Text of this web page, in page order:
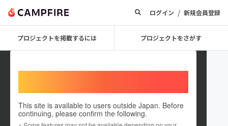
ログイン / 新規会員登録
プロジェクトを掲載するには プロジェクトをさがす
This site is available to users outside Japan. Before
continuing, please confirm the following.
Kimiyasu Okubata